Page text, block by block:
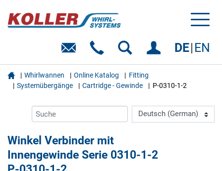
DE EN
 Whirlwannen Online Katalog
Fitting
Systemübergänge
Cartridge - Gewinde P-0310-1-2
Winkel Verbinder mit
Innengewinde Serie 0310-1-2